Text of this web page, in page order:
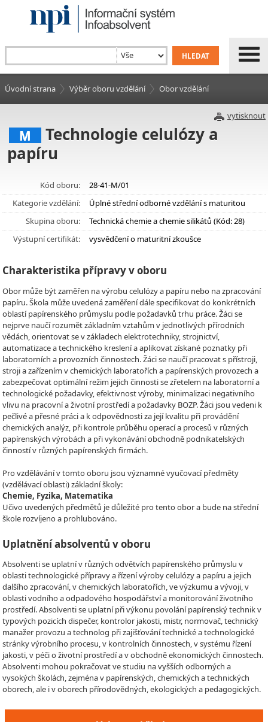
Úvodní strana Výběr oboru vzdělání Obor vzdělání
vytisknout
M
Technologie celulózy a
papíru
Kód oboru:
28-41-M/01
Kategorie vzdělání:
Úplné střední odborné vzdělání s maturitou
Skupina oboru:
Technická chemie a chemie silikátů (Kód: 28)
Výstupní certifikát:
vysvědčení o maturitní zkoušce
Charakteristika přípravy v oboru
Obor může být zaměřen na výrobu celulózy a papíru nebo na zpracování
papíru. Škola může uvedená zaměření dále specifikovat do konkrétních
oblastí papírenského průmyslu podle požadavků trhu práce. Žáci se
nejprve naučí rozumět základním vztahům v jednotlivých přírodních
vědách, orientovat se v základech elektrotechniky, strojnictví,
automatizace a technického kreslení a aplikovat získané poznatky při
laboratorních a provozních činnostech. Žáci se naučí pracovat s přístroji,
stroji a zařízením v chemických laboratořích a papírenských provozech a
zabezpečovat optimální režim jejich činnosti se zřetelem na laboratorní a
technologické požadavky, efektivnost výroby, minimalizaci negativního
vlivu na pracovní a životní prostředí a požadavky BOZP. Žáci jsou vedeni k
pečlivé a přesné práci a k odpovědnosti za její kvalitu při provádění
chemických analýz, při kontrole průběhu operací a procesů v různých
papírenských výrobách a při vykonávání obchodně podnikatelských
činností v různých papírenských firmách.
Pro vzdělávání v tomto oboru jsou významné vyučovací předměty
(vzdělávací oblasti) základní školy:
Chemie, Fyzika, Matematika
Učivo uvedených předmětů je důležité pro tento obor a bude na střední
škole rozvíjeno a prohlubováno.
Uplatnění absolventů v oboru
Absolventi se uplatní v různých odvětvích papírenského průmyslu v
oblasti technologické přípravy a řízení výroby celulózy a papíru a jejich
dalšího zpracování, v chemických laboratořích, ve výzkumu a vývoji, v
oblasti vodního a odpadového hospodářství a monitorování životního
prostředí. Absolventi se uplatní při výkonu povolání papírenský technik v
typových pozicích dispečer, kontrolor jakosti, mistr, normovač, technický
manažer provozu a technolog při zajišťování technické a technologické
stránky výrobního procesu, v kontrolních činnostech, v systému řízení
jakosti, v péči o životní prostředí a v obchodně ekonomických činnostech.
Absolventi mohou pokračovat ve studiu na vyšších odborných a
vysokých školách, zejména v papírenských, chemických a technických
oborech, ale i v oborech přírodovědných, ekologických a pedagogických.